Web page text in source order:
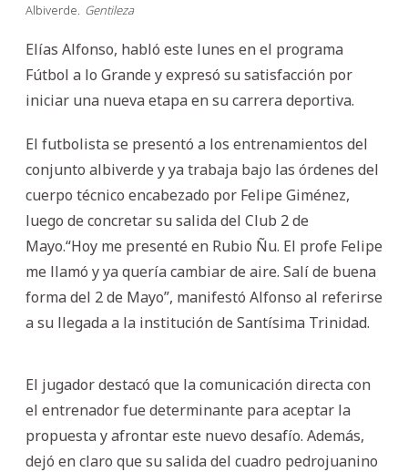
Albiverde. Gentileza
Elías Alfonso, habló este lunes en el programa
Fútbol a lo Grande y expresó su satisfacción por
iniciar una nueva etapa en su carrera deportiva.
El futbolista se presentó a los entrenamientos del
conjunto albiverde y ya trabaja bajo las órdenes del
cuerpo técnico encabezado por Felipe Giménez,
luego de concretar su salida del Club 2 de
Mayo.“Hoy me presenté en Rubio Ñu. El profe Felipe
me llamó y ya quería cambiar de aire. Salí de buena
forma del 2 de Mayo”, manifestó Alfonso al referirse
a su llegada a la institución de Santísima Trinidad.
El jugador destacó que la comunicación directa con
el entrenador fue determinante para aceptar la
propuesta y afrontar este nuevo desafío. Además,
dejó en claro que su salida del cuadro pedrojuanino